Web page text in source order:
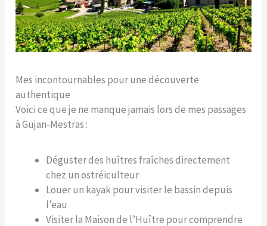
Mes incontournables pour une découverte
authentique
Voici ce que je ne manque jamais lors de mes passages
à Gujan-Mestras :
Déguster des huîtres fraîches directement
chez un ostréiculteur
Louer un kayak pour visiter le bassin depuis
l’eau
Visiter la Maison de l’Huître pour comprendre